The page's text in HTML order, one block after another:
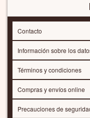
Contacto
Información sobre los
Términos y condiciones
Compras y envíos online
Precauciones de